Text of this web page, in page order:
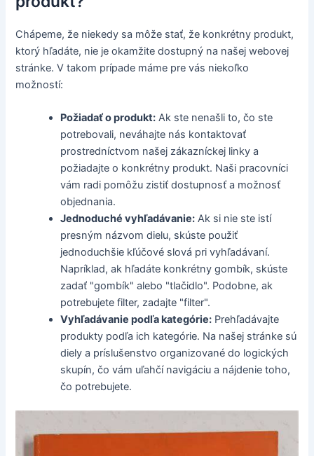
Chápeme, že niekedy sa môže stať, že konkrétny produkt,
ktorý hľadáte, nie je okamžite dostupný na našej webovej
stránke. V takom prípade máme pre vás niekoľko
možností:
Požiadať o produkt: Ak ste nenašli to, čo ste
potrebovali, neváhajte nás kontaktovať
prostredníctvom našej zákazníckej linky a
požiadajte o konkrétny produkt. Naši pracovníci
vám radi pomôžu zistiť dostupnosť a možnosť
objednania.
Jednoduché vyhľadávanie: Ak si nie ste istí
presným názvom dielu, skúste použiť
jednoduchšie kľúčové slová pri vyhľadávaní.
Napríklad, ak hľadáte konkrétny gombík, skúste
zadať "gombík" alebo "tlačidlo". Podobne, ak
potrebujete filter, zadajte "filter".
Vyhľadávanie podľa kategórie: Prehľadávajte
produkty podľa ich kategórie. Na našej stránke sú
diely a príslušenstvo organizované do logických
skupín, čo vám uľahčí navigáciu a nájdenie toho,
čo potrebujete.